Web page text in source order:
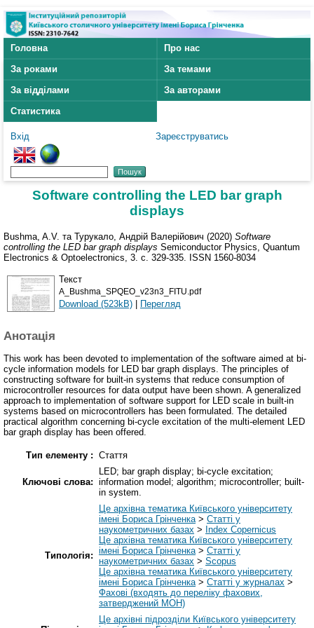
Головна
Про нас
За роками
За темами
За відділами
За авторами
Статистика
Вхід Зареєструватись
Software controlling the LED bar graph
displays
Bushma, A.V. та Турукало, Андрій Валерійович (2020) Software
controlling the LED bar graph displays Semiconductor Physics, Quantum
Electronics & Optoelectronics, 3. с. 329-335. ISSN 1560-8034
Текст
A_Bushma_SPQEO_v23n3_FITU.pdf
Download (523kB) | Перегляд
Анотація
This work has been devoted to implementation of the software aimed at bi-
cycle information models for LED bar graph displays. The principles of
constructing software for built-in systems that reduce consumption of
microcontroller resources for data output have been shown. A generalized
approach to implementation of software support for LED scale in built-in
systems based on microcontrollers has been formulated. The detailed
practical algorithm concerning bi-cycle excitation of the multi-element LED
bar graph display has been offered.
Тип елементу : Стаття
Ключові слова:
LED; bar graph display; bi-cycle excitation;
information model; algorithm; microcontroller; built-
in system.
Типологія:
Це архівна тематика Київського університету
імені Бориса Грінченка> Статті у
наукометричних базах > Index Copernicus
Це архівна тематика Київського університету
імені Бориса Грінченка> Статті у
наукометричних базах > Scopus
Це архівна тематика Київського університету
імені Бориса Грінченка> Статті у журналах >
Фахові (входять до переліку фахових,
затверджений МОН)
Це архівні підрозділи Київського університету